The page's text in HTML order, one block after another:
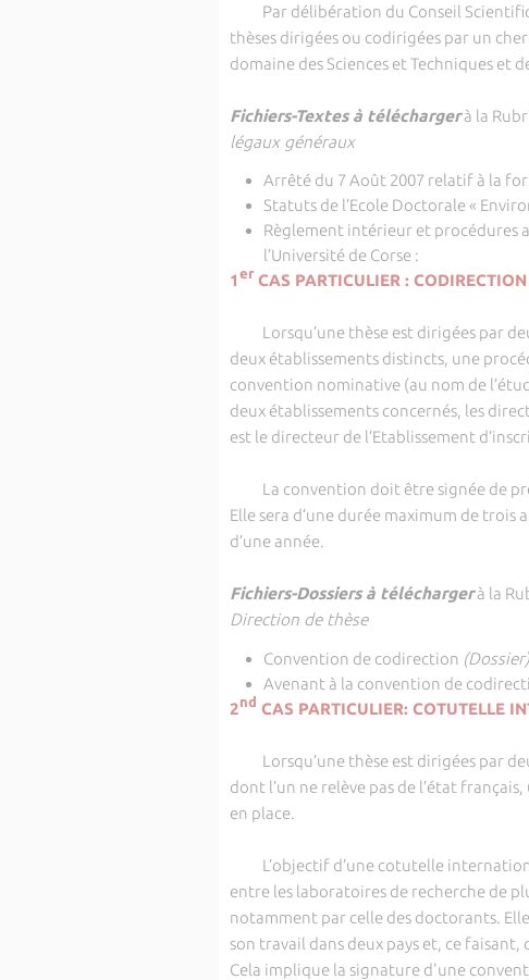
Par délibération du Conseil
thèses dirigées ou codirigées par un
domaine des Sciences et Techniques et
Fichiers-Textes à téléchargerà la
légaux généraux
Arrêté du 7 Août 2007 relatif à la
Statuts de l’Ecole Doctorale «
Règlement intérieur et procédures
l’Université de Corse :
1 er CAS PARTICULIER :
Lorsqu’une thèse est dirigées par
deux établissements distincts, une
convention nominative (au nom de
deux établissements concernés, les
est le directeur de l’Etablissement
La convention doit être signée de
Elle sera d’une durée maximum de
d’une année.
Fichiers-Dossiers à téléchargerà la
Direction de thèse
Convention de codirection (Dossier)
Avenant à la convention de
2nd CAS PARTICULIER: COTUTELLE
Lorsqu’une thèse est dirigées par
dont l’un ne relève pas de l’état
en place.
L’objectif d’une cotutelle
entre les laboratoires de recherche de
notamment par celle des doctorants.
son travail dans deux pays et, ce faisant,
Cela implique la signature d'une